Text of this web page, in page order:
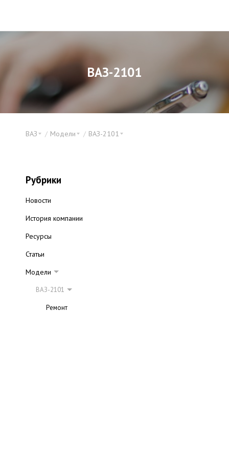
ВАЗ-2101
ВАЗ Модели ВАЗ-2101
Рубрики
Новости
История компании
Ресурсы
Статьи
Модели
ВАЗ-2101
Ремонт